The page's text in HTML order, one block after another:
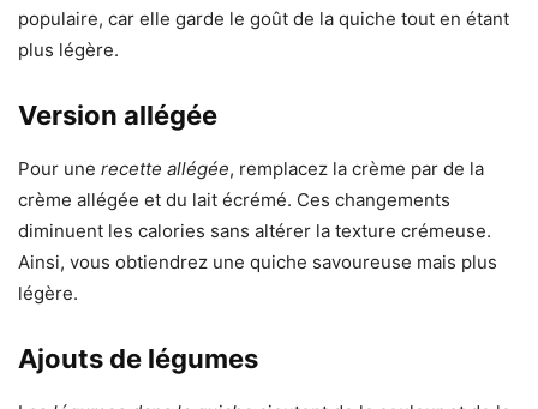
populaire, car elle garde le goût de la quiche tout en étant
plus légère.
Version allégée
Pour une recette allégée, remplacez la crème par de la
crème allégée et du lait écrémé. Ces changements
diminuent les calories sans altérer la texture crémeuse.
Ainsi, vous obtiendrez une quiche savoureuse mais plus
légère.
Ajouts de légumes